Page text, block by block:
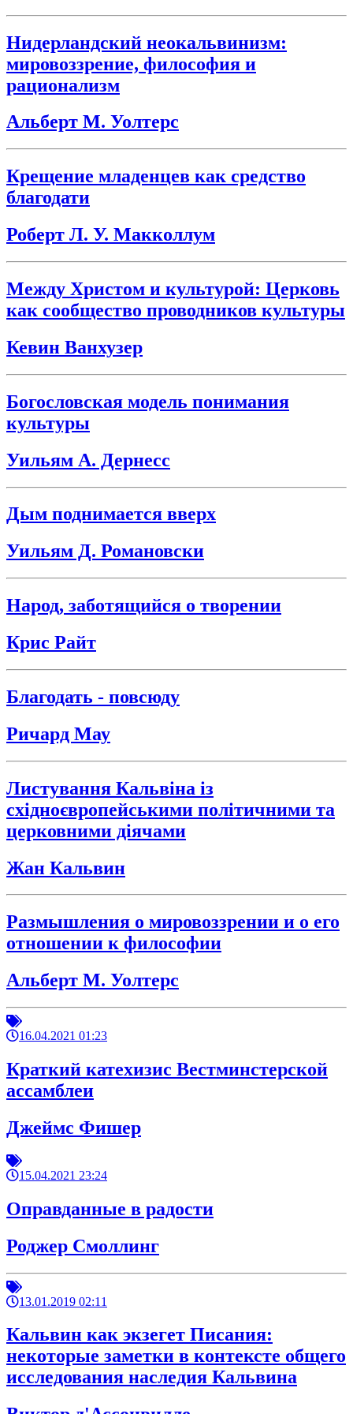
Нидерландский неокальвинизм:
мировоззрение, философия и
рационализм
Альберт М. Уолтерс
Крещение младенцев как средство
благодати
Роберт Л. У. Макколлум
Между Христом и культурой: Церковь
как сообщество проводников культуры
Кевин Ванхузер
Богословская модель понимания
культуры
Уильям А. Дернесс
Дым поднимается вверх
Уильям Д. Романовски
Народ, заботящийся о творении
Крис Райт
Благодать - повсюду
Ричард Мау
Листування Кальвіна із
східноєвропейськими політичними та
церковними діячами
Жан Кальвин
Размышления о мировоззрении и о его
отношении к философии
Альберт М. Уолтерс
16.04.2021 01:23
Краткий катехизис Вестминстерской
ассамблеи
Джеймс Фишер
15.04.2021 23:24
Оправданные в радости
Роджер Смоллинг
13.01.2019 02:11
Кальвин как экзегет Писания:
некоторые заметки в контексте общего
исследования наследия Кальвина